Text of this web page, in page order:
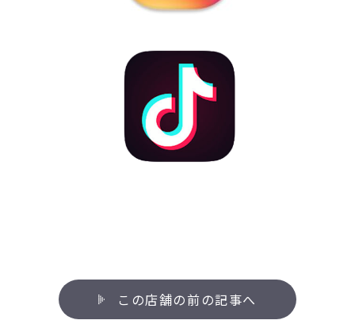
この店舗の前の記事へ